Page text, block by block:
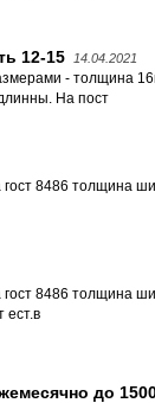
12-15 14.04.2021
- толщина
На пост
8486 толщина
8486 толщина
ест.в
до